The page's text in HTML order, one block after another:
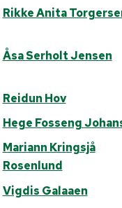
Rikke Anita
Åsa Serholt Jensen
Reidun Hov
Hege Fosseng
Mariann Kringsjå
Rosenlund
Vigdis Galaaen